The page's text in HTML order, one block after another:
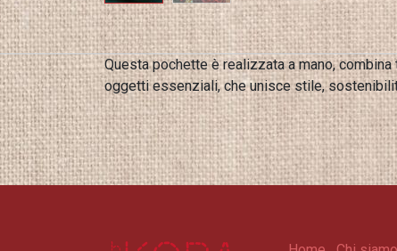
Questa pochette è realizzata a mano,
oggetti essenziali, che unisce stile,